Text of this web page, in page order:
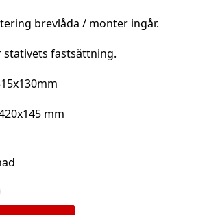
brevlåda / monter ingår.
fastsättning.
mm